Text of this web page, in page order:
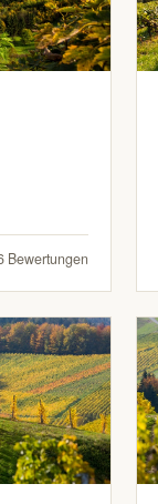
Bewertungen